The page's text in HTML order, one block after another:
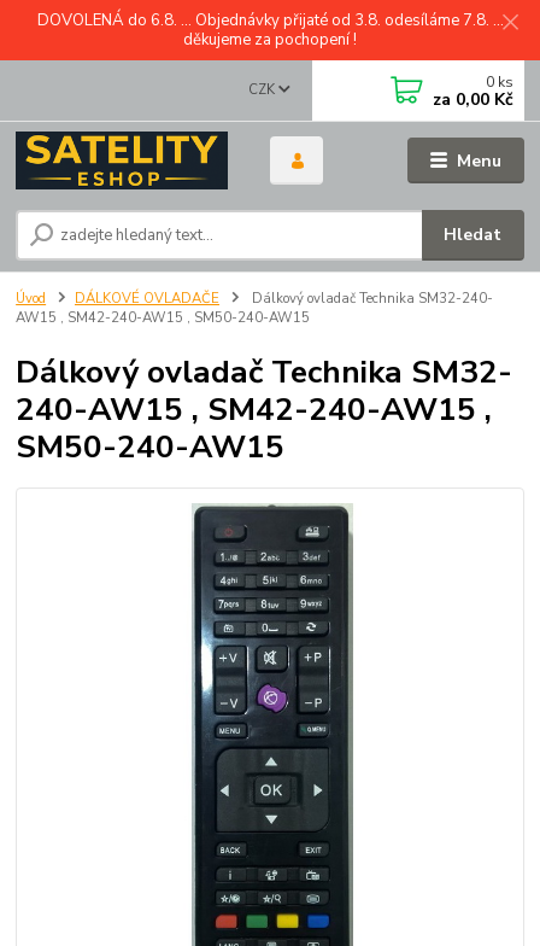
DOVOLENÁ do 6.8. ... Objednávky přijaté od 3.8. odesíláme 7.8. ...
děkujeme za pochopení !
Menu
CZK
Hledat
0 ks
za 0,00 Kč
Úvod DÁLKOVÉ OVLADAČE
Dálkový ovladač Technika SM32-240-
AW15 , SM42-240-AW15 , SM50-240-AW15
Dálkový ovladač Technika SM32-
240-AW15 , SM42-240-AW15 ,
SM50-240-AW15